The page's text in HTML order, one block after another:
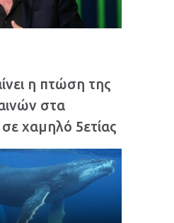
η πτώση της
στα
χαμηλό 5ετίας